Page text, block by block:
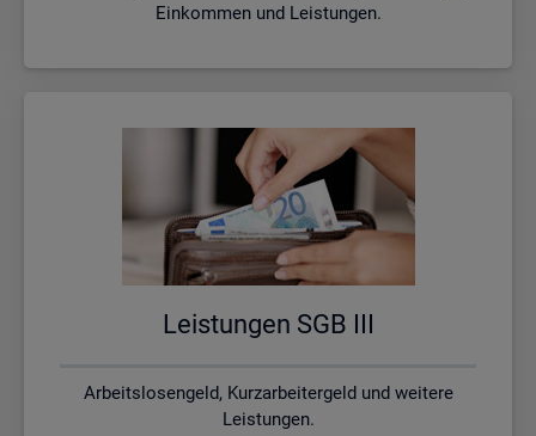
Einkommen und Leistungen.
Leis­tun­gen SGB III
Arbeitslosengeld, Kurzarbeitergeld und weitere
Leistungen.